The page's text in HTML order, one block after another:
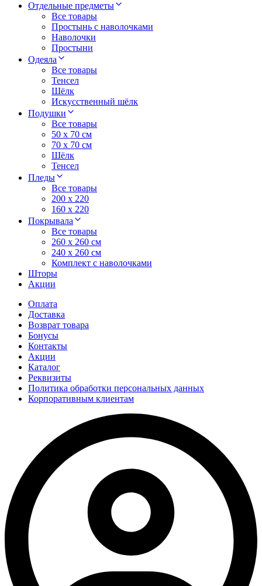
Отдельные предметы
Все товары
Простынь с наволочками
Наволочки
Простыни
Одеяла
Все товары
Тенсел
Шёлк
Искусственный шёлк
Подушки
Все товары
50 x 70 см
70 x 70 см
Шёлк
Тенсел
Пледы
Все товары
200 х 220
160 х 220
Покрывала
Все товары
260 x 260 см
240 х 260 см
Комплект с наволочками
Шторы
Акции
Оплата
Доставка
Возврат товара
Бонусы
Контакты
Акции
Каталог
Реквизиты
Политика обработки персональных данных
Корпоративным клиентам